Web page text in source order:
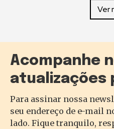
Ver
Acompanhe
atualizações
Para assinar nossa
seu endereço de e-mail
lado. Fique tranquilo,